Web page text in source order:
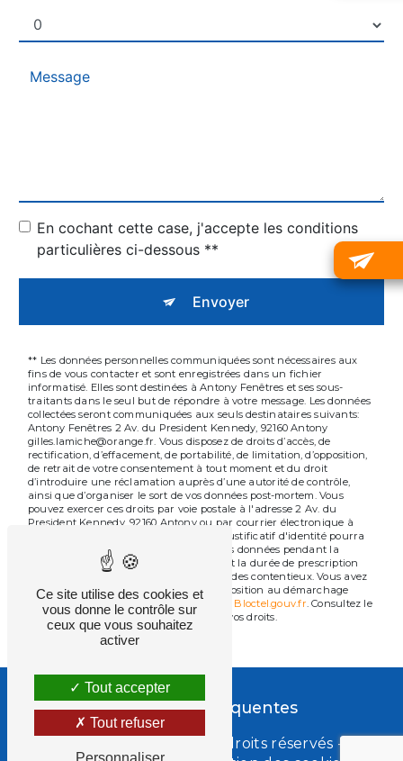
En cochant cette case, j'accepte les conditions
particulières ci-dessous **
Envoyer
** Les données personnelles communiquées sont nécessaires aux
fins de vous contacter et sont enregistrées dans un fichier
informatisé. Elles sont destinées à Antony Fenêtres et ses sous-
traitants dans le seul but de répondre à votre message. Les données
collectées seront communiquées aux seuls destinataires suivants:
Antony Fenêtres 2 Av. du President Kennedy, 92160 Antony
gilles.lamiche@orange.fr. Vous disposez de droits d’accès, de
rectification, d’effacement, de portabilité, de limitation, d’opposition,
de retrait de votre consentement à tout moment et du droit
d’introduire une réclamation auprès d’une autorité de contrôle,
ainsi que d’organiser le sort de vos données post-mortem. Vous
pouvez exercer ces droits par voie postale à l'adresse 2 Av. du
President Kennedy, 92160 Antony ou par courrier électronique à
l'adresse gilles.lamiche@orange.fr. Un justificatif d'identité pourra
vous être demandé. Nous conservons vos données pendant la
période de prise de contact puis pendant la durée de prescription
légale aux fins probatoires et de gestion des contentieux. Vous avez
le droit de vous inscrire sur la liste d'opposition au démarchage
téléphonique, disponible à cette adresse:
Bloctel.gouv.fr . Consultez le
site cnil.fr pour plus d’informations sur vos droits.
Recherches fréquentes
- 2026 - Tous droits réservés -
Ce site utilise des cookies et
vous donne le contrôle sur
ceux que vous souhaitez
activer
Tout accepter
Tout refuser
Personnaliser